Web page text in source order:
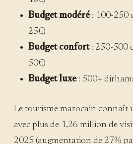
Budget modéré: 100-250
25€)
Budget confort: 250-500
50€)
Budget luxe: 500+
Le tourisme marocain connaît
avec plus de 1,26 million de
2025 (augmentation de 27%